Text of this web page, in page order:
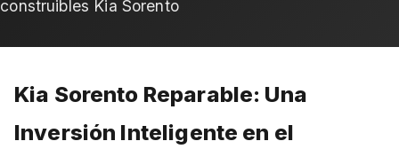
Kia Sorento
Kia Sorento Reparable: Una
Inversión Inteligente en el